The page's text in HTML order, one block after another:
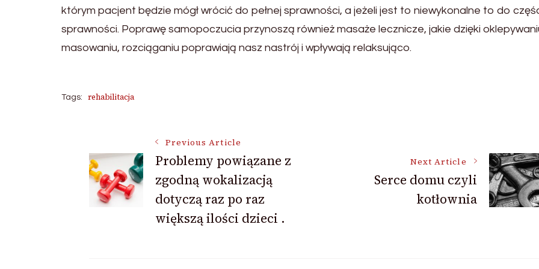
którym pacjent będzie mógł wrócić do pełnej sprawności, a jeżeli jest to niewykonalne to do
sprawności. Poprawę samopoczucia przynoszą również masaże lecznicze, jakie dzięki
masowaniu, rozciąganiu poprawiają nasz nastrój i wpływają relaksująco.
Tags: rehabilitacja
Post
Navigation
Previous Article
Problemy powiązane z
zgodną wokalizacją
dotyczą raz po raz
większą ilości dzieci .
Next Article
Serce domu czyli
kotłownia